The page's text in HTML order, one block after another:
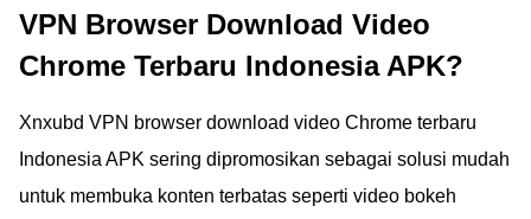
VPN Browser Download Video
Chrome Terbaru Indonesia APK?
Xnxubd VPN browser download video Chrome terbaru
Indonesia APK sering dipromosikan sebagai solusi mudah
untuk membuka konten terbatas seperti video bokeh